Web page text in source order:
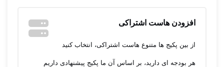
افزودن هاست اشتراکی
از بین پکیج ها متنوع هاست اشتراکی، انتخاب کنید
هر بودجه ای دارید، بر اساس آن ما پکیج پیشنهادی داریم